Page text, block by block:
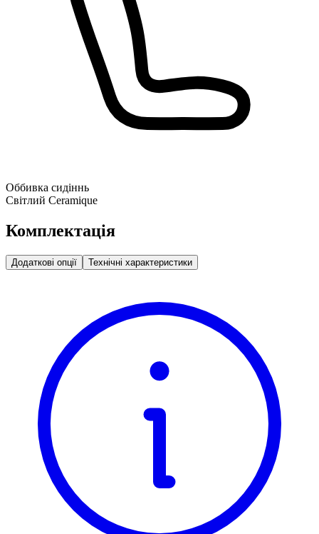
Оббивка сидіннь
Світлий Ceramique
Комплектація
Додаткові опції Технічні характеристики